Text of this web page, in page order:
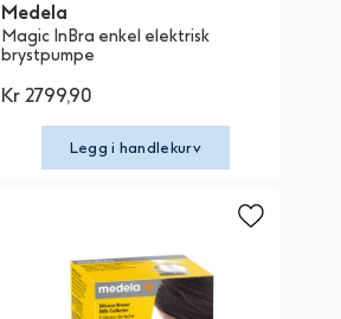
Medela
Magic InBra enkel elektrisk
brystpumpe
Kr 2799,90
Legg i handlekurv